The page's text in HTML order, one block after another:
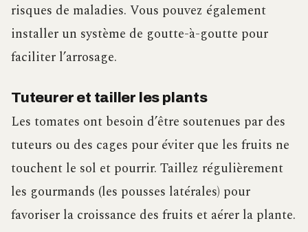
risques de maladies. Vous pouvez également
installer un système de goutte-à-goutte pour
faciliter l’arrosage.
Tuteurer et tailler les plants
Les tomates ont besoin d’être soutenues par des
tuteurs ou des cages pour éviter que les fruits ne
touchent le sol et pourrir. Taillez régulièrement
les gourmands (les pousses latérales) pour
favoriser la croissance des fruits et aérer la plante.